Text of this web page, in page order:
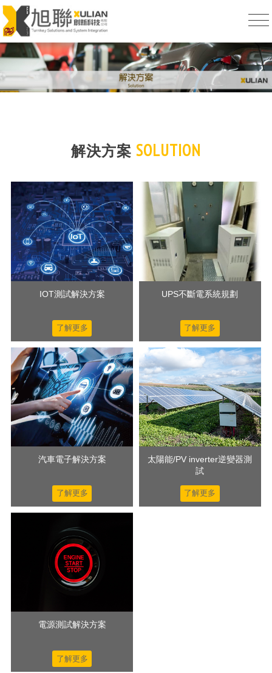
解決方案 SOLUTION
IOT測試解決方案
了解更多
UPS不斷電系統規劃
了解更多
汽車電子解決方案
了解更多
太陽能/PV inverter逆變器測
試
了解更多
電源測試解決方案
了解更多